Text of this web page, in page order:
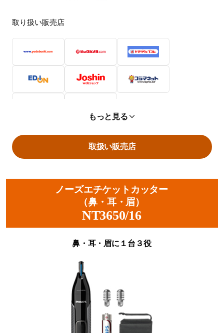
取り扱い販売店
もっと見る
取扱い販売店
ノーズエチケットカッター
（鼻・耳・眉）
NT3650/16
鼻・耳・眉に１台３役